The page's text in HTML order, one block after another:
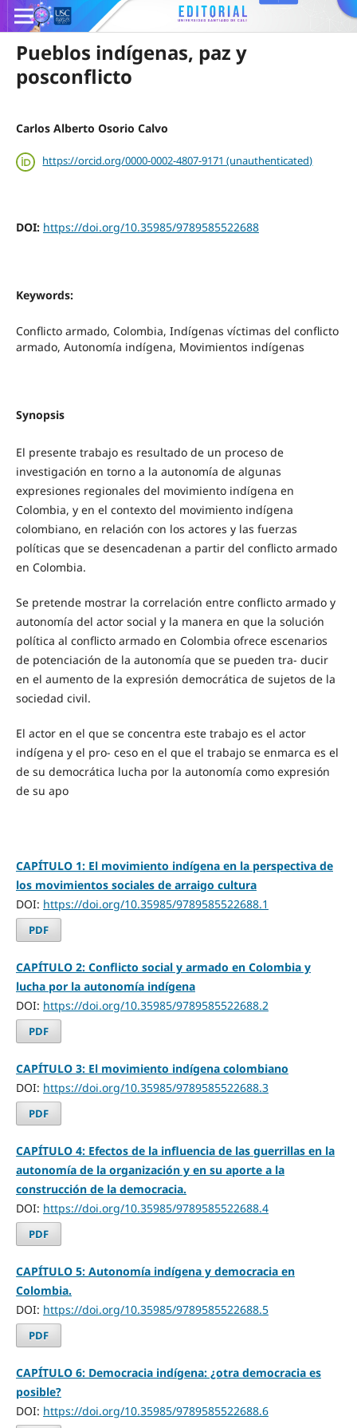
Pueblos indígenas, paz y
posconflicto
Carlos Alberto Osorio Calvo
https://orcid.org/0000-0002-4807-9171 (unauthenticated)
DOI: https://doi.org/10.35985/9789585522688
Keywords:
Conflicto armado, Colombia, Indígenas víctimas del conflicto
armado, Autonomía indígena, Movimientos indígenas
Synopsis
El presente trabajo es resultado de un proceso de
investigación en torno a la autonomía de algunas
expresiones regionales del movimiento indígena en
Colombia, y en el contexto del movimiento indígena
colombiano, en relación con los actores y las fuerzas
políticas que se desencadenan a partir del conflicto armado
en Colombia.
Se pretende mostrar la correlación entre conflicto armado y
autonomía del actor social y la manera en que la solución
política al conflicto armado en Colombia ofrece escenarios
de potenciación de la autonomía que se pueden tra- ducir
en el aumento de la expresión democrática de sujetos de la
sociedad civil.
El actor en el que se concentra este trabajo es el actor
indígena y el pro- ceso en el que el trabajo se enmarca es el
de su democrática lucha por la autonomía como expresión
de su apo
CAPÍTULO 1: El movimiento indígena en la perspectiva de
los movimientos sociales de arraigo cultura
DOI: https://doi.org/10.35985/9789585522688.1
PDF
CAPÍTULO 2: Conflicto social y armado en Colombia y
lucha por la autonomía indígena
DOI: https://doi.org/10.35985/9789585522688.2
PDF
CAPÍTULO 3: El movimiento indígena colombiano
DOI: https://doi.org/10.35985/9789585522688.3
PDF
CAPÍTULO 4: Efectos de la influencia de las guerrillas en la
autonomía de la organización y en su aporte a la
construcción de la democracia.
DOI: https://doi.org/10.35985/9789585522688.4
PDF
CAPÍTULO 5: Autonomía indígena y democracia en
Colombia.
DOI: https://doi.org/10.35985/9789585522688.5
PDF
CAPÍTULO 6: Democracia indígena: ¿otra democracia es
posible?
DOI: https://doi.org/10.35985/9789585522688.6